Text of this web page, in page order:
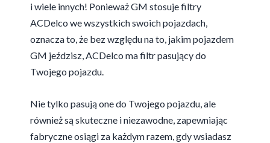
i wiele innych! Ponieważ GM stosuje filtry
ACDelco we wszystkich swoich pojazdach,
oznacza to, że bez względu na to, jakim pojazdem
GM jeździsz, ACDelco ma filtr pasujący do
Twojego pojazdu.
Nie tylko pasują one do Twojego pojazdu, ale
również są skuteczne i niezawodne, zapewniając
fabryczne osiągi za każdym razem, gdy wsiadasz